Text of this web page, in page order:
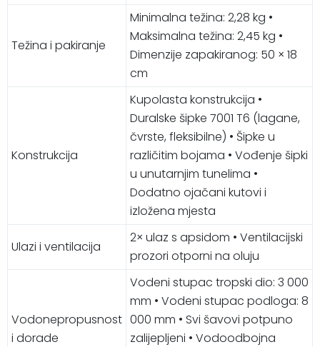
Težina i pakiranje
Minimalna težina: 2,28 kg •
Maksimalna težina: 2,45 kg •
Dimenzije zapakiranog: 50 × 18
cm
Konstrukcija
Kupolasta konstrukcija •
Duralske šipke 7001 T6 (lagane,
čvrste, fleksibilne) • Šipke u
različitim bojama • Vođenje šipki
u unutarnjim tunelima •
Dodatno ojačani kutovi i
izložena mjesta
Ulazi i ventilacija
2× ulaz s apsidom • Ventilacijski
prozori otporni na oluju
Vodonepropusnost
i dorade
Vodeni stupac tropski dio: 3 000
mm • Vodeni stupac podloga: 8
000 mm • Svi šavovi potpuno
zalijepljeni • Vodoodbojna